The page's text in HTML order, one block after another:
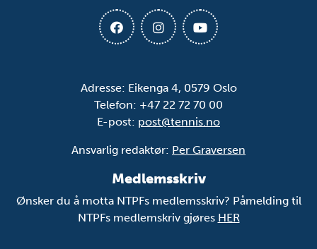
Adresse: Eikenga 4, 0579 Oslo
Telefon: +47 22 72 70 00
E-post: post@tennis.no
Ansvarlig redaktør: Per Graversen
Medlemsskriv
Ønsker du å motta NTPFs medlemsskriv? Påmelding til
NTPFs medlemskriv gjøres HER